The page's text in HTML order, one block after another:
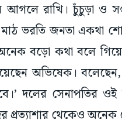
আগলে রাখি। চুঁচুড়া ও
মাঠ ভরতি জনতা একথা
বড়ো কথা বলে
অভিষেক।
দলের সেনাপতির
প্রত্যাশার থেকেও